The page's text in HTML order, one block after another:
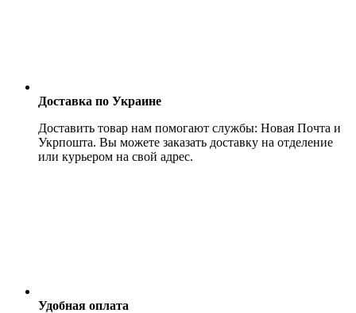
Доставка по Украине
Доставить товар нам помогают службы: Новая Почта и
Укрпошта. Вы можете заказать доставку на отделение
или курьером на свой адрес.
Удобная оплата